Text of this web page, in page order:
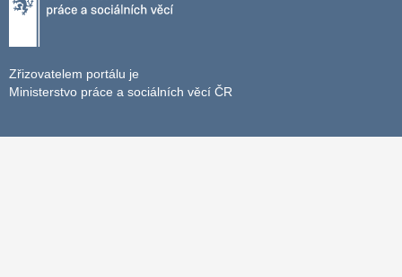
Zřizovatelem portálu je
Ministerstvo práce a sociálních věcí ČR